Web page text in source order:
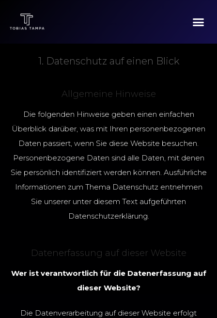
1. Datenschutz auf einen Blick
Allgemeine Hinweise
Die folgenden Hinweise geben einen einfachen
Überblick darüber, was mit Ihren personenbezogenen
Daten passiert, wenn Sie diese Website besuchen.
Personenbezogene Daten sind alle Daten, mit denen
Sie persönlich identifiziert werden können. Ausführliche
Informationen zum Thema Datenschutz entnehmen
Sie unserer unter diesem Text aufgeführten
Datenschutzerklärung.
Datenerfassung auf dieser Website
Wer ist verantwortlich für die Datenerfassung auf
dieser Website?
Die Datenverarbeitung auf dieser Website erfolgt